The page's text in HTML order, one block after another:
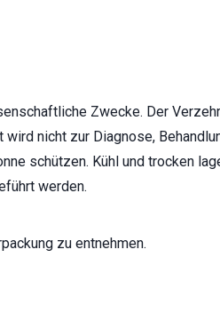
Zwecke. Der
nicht zur Diagnose,
schützen. Kühl und trocken
werden.
zu entnehmen.